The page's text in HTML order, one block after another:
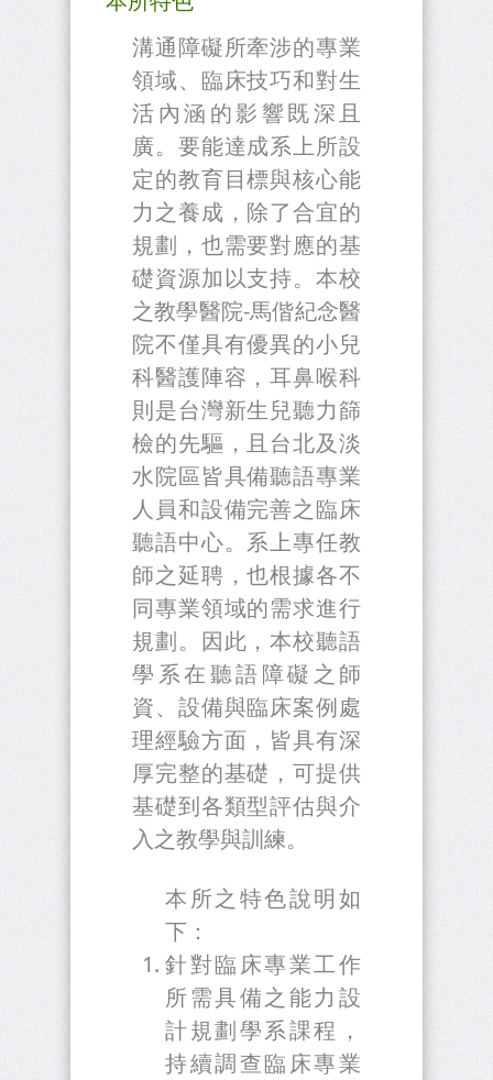
溝通障礙所牽涉的專業
領域、臨床技巧和對生
活內涵的影響既深且
廣。要能達成系上所設
定的教育目標與核心能
力之養成，除了合宜的
規劃，也需要對應的基
礎資源加以支持。本校
之教學醫院-馬偕紀念醫
院不僅具有優異的小兒
科醫護陣容，耳鼻喉科
則是台灣新生兒聽力篩
檢的先驅，且台北及淡
水院區皆具備聽語專業
人員和設備完善之臨床
聽語中心。系上專任教
師之延聘，也根據各不
同專業領域的需求進行
規劃。因此，本校聽語
學系在聽語障礙之師
資、設備與臨床案例處
理經驗方面，皆具有深
厚完整的基礎，可提供
基礎到各類型評估與介
入之教學與訓練。
本所之特色說明如
下：
針對臨床專業工作
所需具備之能力設
計規劃學系課程，
持續調查臨床專業